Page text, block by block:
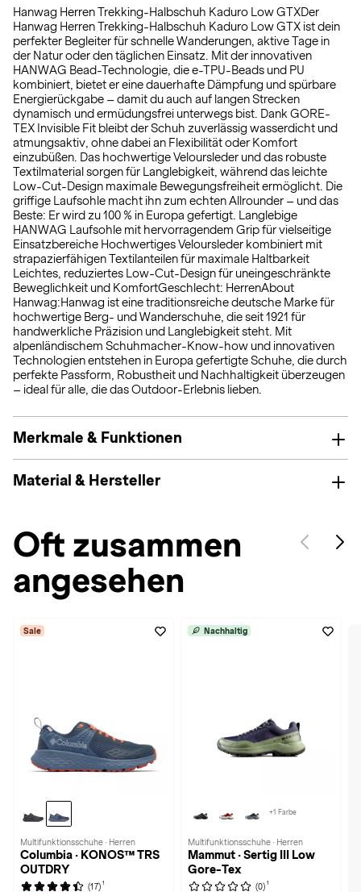
Hanwag Herren Trekking-Halbschuh Kaduro Low GTXDer
Hanwag Herren Trekking-Halbschuh Kaduro Low GTX ist dein
perfekter Begleiter für schnelle Wanderungen, aktive Tage in
der Natur oder den täglichen Einsatz. Mit der innovativen
HANWAG Bead-Technologie, die e-TPU-Beads und PU
kombiniert, bietet er eine dauerhafte Dämpfung und spürbare
Energierückgabe – damit du auch auf langen Strecken
dynamisch und ermüdungsfrei unterwegs bist. Dank GORE-
TEX Invisible Fit bleibt der Schuh zuverlässig wasserdicht und
atmungsaktiv, ohne dabei an Flexibilität oder Komfort
einzubüßen. Das hochwertige Veloursleder und das robuste
Textilmaterial sorgen für Langlebigkeit, während das leichte
Low-Cut-Design maximale Bewegungsfreiheit ermöglicht. Die
griffige Laufsohle macht ihn zum echten Allrounder – und das
Beste: Er wird zu 100 % in Europa gefertigt. Langlebige
HANWAG Laufsohle mit hervorragendem Grip für vielseitige
Einsatzbereiche Hochwertiges Veloursleder kombiniert mit
strapazierfähigen Textilanteilen für maximale Haltbarkeit
Leichtes, reduziertes Low-Cut-Design für uneingeschränkte
Beweglichkeit und KomfortGeschlecht: HerrenAbout
Hanwag:Hanwag ist eine traditionsreiche deutsche Marke für
hochwertige Berg- und Wanderschuhe, die seit 1921 für
handwerkliche Präzision und Langlebigkeit steht. Mit
alpenländischem Schuhmacher-Know-how und innovativen
Technologien entstehen in Europa gefertigte Schuhe, die durch
perfekte Passform, Robustheit und Nachhaltigkeit überzeugen
– ideal für alle, die das Outdoor-Erlebnis lieben.
Merkmale & Funktionen
Material & Hersteller
Oft zusammen
angesehen
Sale
Multifunktionsschuhe · Herren
Columbia · KONOS™ TRS
OUTDRY
(17) 1
Nachhaltig
+1 Farbe
Multifunktionsschuhe · Herren
Mammut · Sertig III Low
Gore-Tex
(0) 1